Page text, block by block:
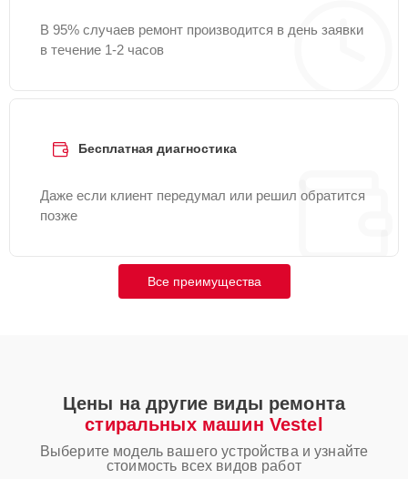
В 95% случаев ремонт производится в день заявки
в течение 1-2 часов
Бесплатная диагностика
Даже если клиент передумал или решил обратится
позже
Все преимущества
Цены на другие виды ремонта
стиральных машин Vestel
Выберите модель вашего устройства и узнайте
стоимость всех видов работ